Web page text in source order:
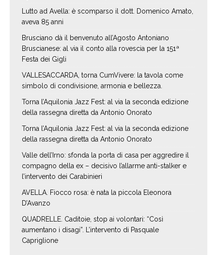
Lutto ad Avella: è scomparso il dott. Domenico Amato,
aveva 85 anni
Brusciano dà il benvenuto all’Agosto Antoniano
Bruscianese: al via il conto alla rovescia per la 151ª
Festa dei Gigli
VALLESACCARDA, torna CumVivere: la tavola come
simbolo di condivisione, armonia e bellezza.
Torna l’Aquilonia Jazz Fest: al via la seconda edizione
della rassegna diretta da Antonio Onorato
Torna l’Aquilonia Jazz Fest: al via la seconda edizione
della rassegna diretta da Antonio Onorato
Valle dell’Irno: sfonda la porta di casa per aggredire il
compagno della ex – decisivo l’allarme anti-stalker e
l’intervento dei Carabinieri
AVELLA. Fiocco rosa: è nata la piccola Eleonora
D’Avanzo
QUADRELLE. Caditoie, stop ai volontari: “Così
aumentano i disagi”. L’intervento di Pasquale
Capriglione